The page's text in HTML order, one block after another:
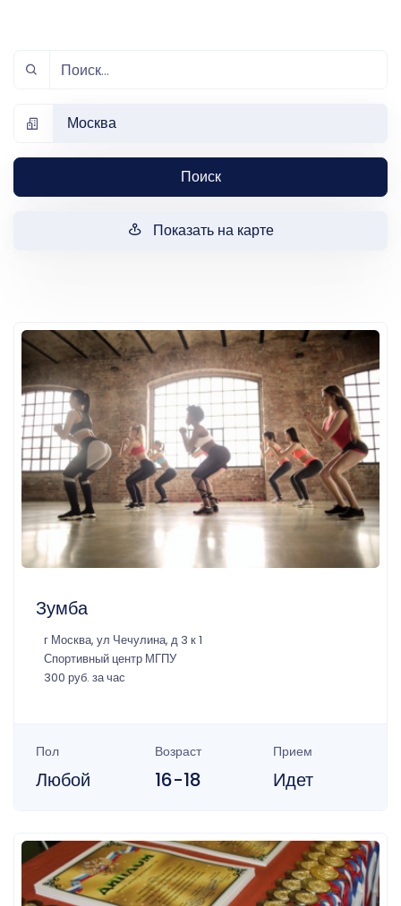
Москва
Поиск
Показать на карте
Зумба
г Москва, ул Чечулина, д 3 к 1
Спортивный центр МГПУ
300 руб. за час
Пол
Любой
Возраст
16-18
Прием
Идет